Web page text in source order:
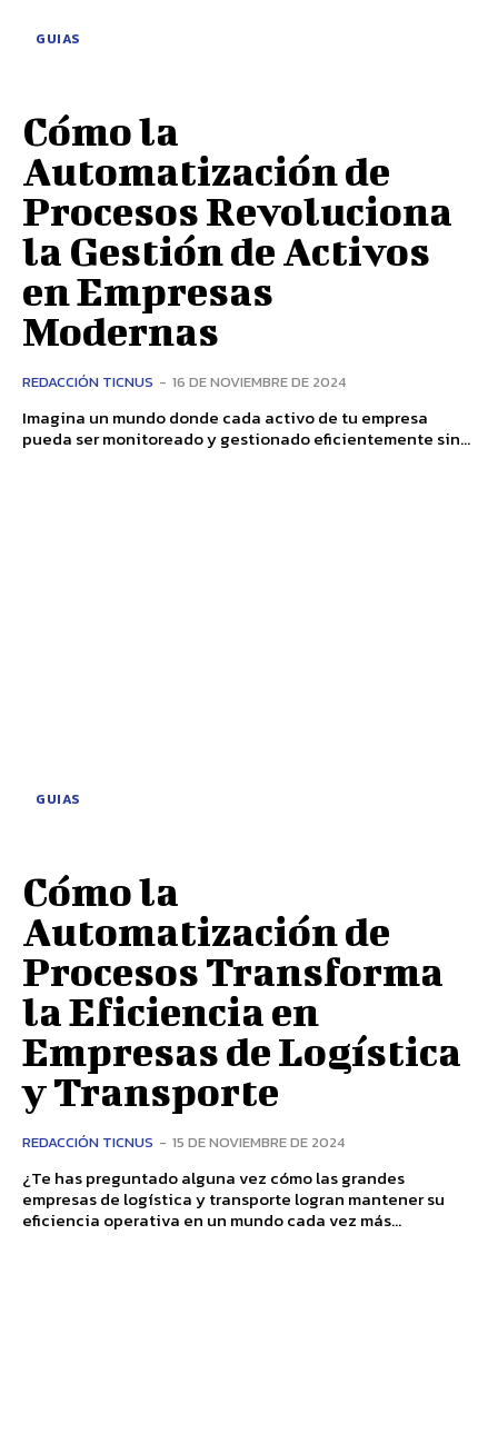
GUIAS
Cómo la
Automatización de
Procesos Revoluciona
la Gestión de Activos
en Empresas
Modernas
REDACCIÓN TICNUS - 16 DE NOVIEMBRE DE 2024
Imagina un mundo donde cada activo de tu empresa
pueda ser monitoreado y gestionado eficientemente sin...
GUIAS
Cómo la
Automatización de
Procesos Transforma
la Eficiencia en
Empresas de Logística
y Transporte
REDACCIÓN TICNUS - 15 DE NOVIEMBRE DE 2024
¿Te has preguntado alguna vez cómo las grandes
empresas de logística y transporte logran mantener su
eficiencia operativa en un mundo cada vez más...